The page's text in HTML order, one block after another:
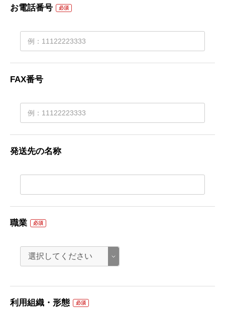
お電話番号 必須
FAX番号
発送先の名称
職業 必須
利用組織・形態 必須